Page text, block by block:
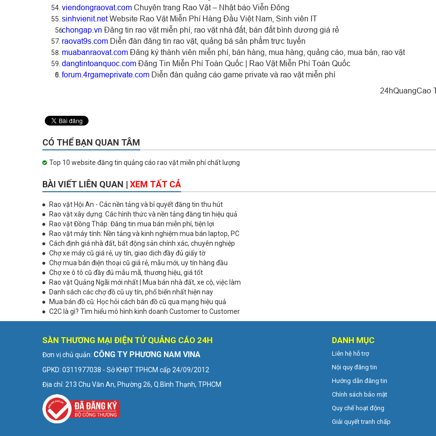
viendongraovat.com Chuyên trang Rao Vặt – Nhật báo Viễn Đông
sinhvienit.netWebsite Rao Vặt Miễn Phí Hàng Đầu Việt Nam, Sinh viên IT
chongap.vn Đăng tin rao vặt miễn phí, rao vặt nhà đất, bán đất bình dương giá rẻ
raovat9s.com Diễn đàn đăng tin rao vặt, quảng bá sản phẩm trực tuyến
muabanraovat.com Đăng ký thành viên miễn phí, bán hàng, mua hàng, quảng cáo, mua bán, rao vặt
dangtintoanquoc.com Đăng Tin Miễn Phí Toàn Quốc | Rao Vặt Miễn Phí Toàn Quốc
forum.4rgameprivate.com Diễn đàn quảng cáo game private và rao vặt miễn phí
24hQuangCao
CÓ THỂ BẠN QUAN TÂM
Top 10 website đăng tin quảng cáo rao vặt miễn phí chất lượng
BÀI VIẾT LIÊN QUAN | XEM TẤT CẢ
Rao vặt Hội An - Các nền tảng và bí quyết đăng tin thu hút
Rao vặt xây dựng: Các hình thức và nền tảng đăng tin hiệu quả
Rao vặt Đồng Tháp: Đăng tin mua bán miễn phí, tiện lợi
Rao vặt máy tính: Nền tảng và kinh nghiệm mua bán laptop, PC
Cách định giá nhà đất, bất động sản chính xác, chuyên nghiệp
Chợ xe máy cũ giá rẻ, uy tín, giao dịch đầy đủ giấy tờ
Chợ mua bán điện thoại cũ giá rẻ, mẫu mới, uy tín hàng đầu
Chợ xe ô tô cũ đầy đủ mẫu mã, thương hiệu, giá tốt
Rao vặt Quảng Ngãi mới nhất | Mua bán nhà đất, xe cộ, việc làm
Danh sách các chợ đồ cũ uy tín, phổ biến nhất hiện nay
Mua bán đồ cũ: Học hỏi cách bán đồ cũ qua mạng hiệu quả
C2C là gì? Tìm hiểu mô hình kinh doanh Customer to Customer
SÀN THƯƠNG MẠI ĐIỆN TỬ QUẢNG CÁO 24H
Đơn vị chủ quản: CÔNG TY PHƯƠNG NAM VINA
GPKD: 0311977038 - Sở KHĐT TPHCM cấp 24/09/2012
Địa chỉ: 213 Chu Văn An, Phường 26, Q.Bình Thạnh, TPHCM
DANH MỤC
Liên hệ hỗ trợ
Nội quy đăng tin
Hướng dẫn đăng tin
Chính sách bảo mật
Quy chế hoạt động
Giải quyết tranh chấp